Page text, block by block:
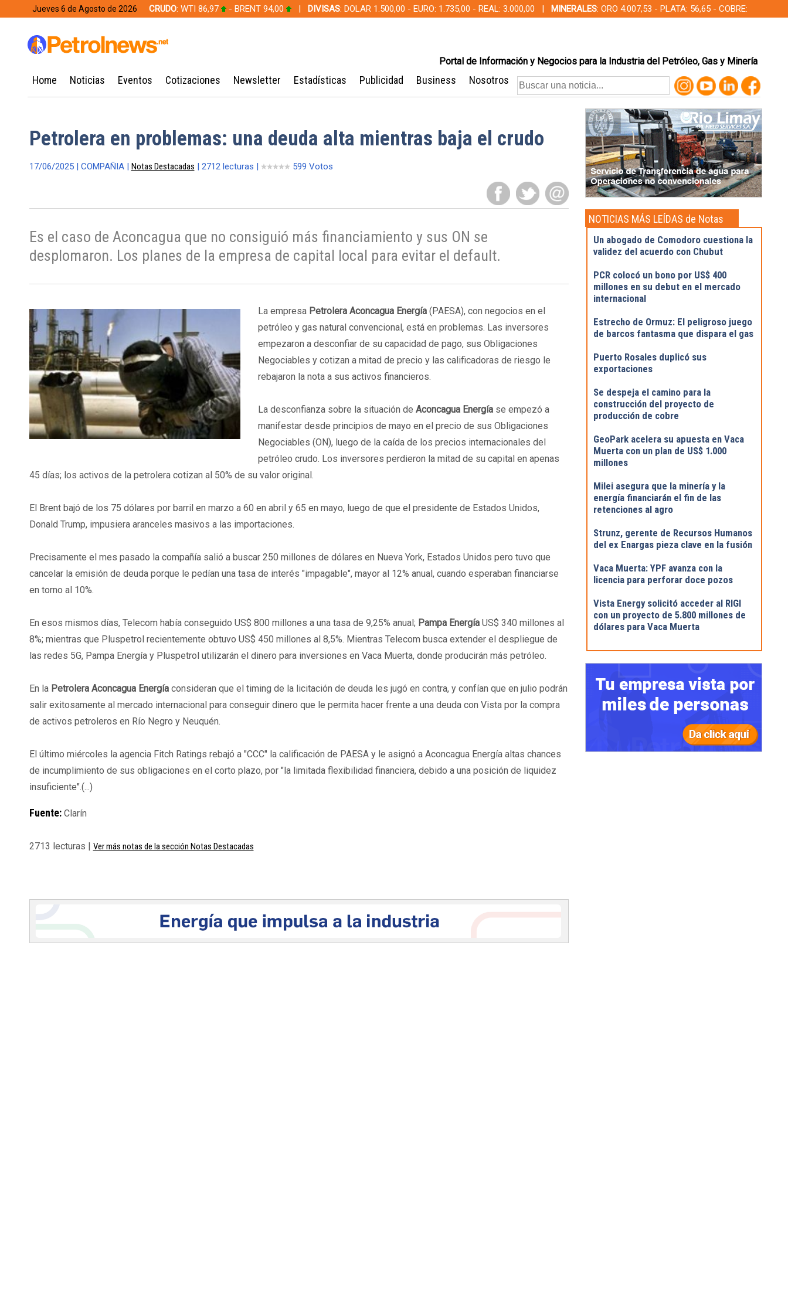
Jueves 6 de Agosto de 2026 CRUDO: WTI 86,97 - BRENT 94,00 | DIVISAS: DOLAR 1.500,00 - EURO: 1.735,00 - REAL: 3.000,00 | MINERALES: ORO 4.007,53 - PLATA: 56,65 - COBRE:
Portal de Información y Negocios para la Industria del Petróleo, Gas y Minería
Home Noticias Eventos Cotizaciones Newsletter Estadísticas Publicidad Business Nosotros
Petrolera en problemas: una deuda alta mientras baja el crudo
17/06/2025 | COMPAÑIA | Notas Destacadas | 2712 lecturas | 599 Votos
Es el caso de Aconcagua que no consiguió más financiamiento y sus ON se
desplomaron. Los planes de la empresa de capital local para evitar el default.
La empresa Petrolera Aconcagua Energía(PAESA), con negocios en el
petróleo y gas natural convencional, está en problemas. Las inversores
empezaron a desconfiar de su capacidad de pago, sus Obligaciones
Negociables y cotizan a mitad de precio y las calificadoras de riesgo le
rebajaron la nota a sus activos financieros.
La desconfianza sobre la situación de Aconcagua Energíase empezó a
manifestar desde principios de mayo en el precio de sus Obligaciones
Negociables (ON), luego de la caída de los precios internacionales del
petróleo crudo. Los inversores perdieron la mitad de su capital en apenas
45 días; los activos de la petrolera cotizan al 50% de su valor original.
El Brent bajó de los 75 dólares por barril en marzo a 60 en abril y 65 en mayo, luego de que el presidente de Estados Unidos,
Donald Trump, impusiera aranceles masivos a las importaciones.
Precisamente el mes pasado la compañía salió a buscar 250 millones de dólares en Nueva York, Estados Unidos pero tuvo que
cancelar la emisión de deuda porque le pedían una tasa de interés "impagable", mayor al 12% anual, cuando esperaban financiarse
en torno al 10%.
En esos mismos días, Telecom había conseguido US$ 800 millones a una tasa de 9,25% anual; Pampa Energía US$ 340 millones al
8%; mientras que Pluspetrol recientemente obtuvo US$ 450 millones al 8,5%. Mientras Telecom busca extender el despliegue de
las redes 5G, Pampa Energía y Pluspetrol utilizarán el dinero para inversiones en Vaca Muerta, donde producirán más petróleo.
En la Petrolera Aconcagua Energíaconsideran que el timing de la licitación de deuda les jugó en contra, y confían que en julio podrán
salir exitosamente al mercado internacional para conseguir dinero que le permita hacer frente a una deuda con Vista por la compra
de activos petroleros en Río Negro y Neuquén.
El último miércoles la agencia Fitch Ratings rebajó a "CCC" la calificación de PAESA y le asignó a Aconcagua Energía altas chances
de incumplimiento de sus obligaciones en el corto plazo, por "la limitada flexibilidad financiera, debido a una posición de liquidez
insuficiente".(...)
Fuente:Clarín
2713 lecturas | Ver más notas de la sección Notas Destacadas
NOTICIAS MÁS LEÍDAS de Notas
Destacadas
Un abogado de Comodoro cuestiona la
validez del acuerdo con Chubut
PCR colocó un bono por US$ 400
millones en su debut en el mercado
internacional
Estrecho de Ormuz: El peligroso juego
de barcos fantasma que dispara el gas
Puerto Rosales duplicó sus
exportaciones
Se despeja el camino para la
construcción del proyecto de
producción de cobre
GeoPark acelera su apuesta en Vaca
Muerta con un plan de US$ 1.000
millones
Milei asegura que la minería y la
energía financiarán el fin de las
retenciones al agro
Strunz, gerente de Recursos Humanos
del ex Enargas pieza clave en la fusión
Vaca Muerta: YPF avanza con la
licencia para perforar doce pozos
Vista Energy solicitó acceder al RIGI
con un proyecto de 5.800 millones de
dólares para Vaca Muerta